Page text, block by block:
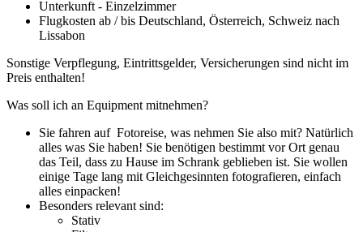
Unterkunft - Einzelzimmer
Flugkosten ab / bis Deutschland, Österreich, Schweiz nach
Lissabon
Sonstige Verpflegung, Eintrittsgelder, Versicherungen sind nicht im
Preis enthalten!
Was soll ich an Equipment mitnehmen?
Sie fahren auf Fotoreise, was nehmen Sie also mit? Natürlich
alles was Sie haben! Sie benötigen bestimmt vor Ort genau
das Teil, dass zu Hause im Schrank geblieben ist. Sie wollen
einige Tage lang mit Gleichgesinnten fotografieren, einfach
alles einpacken!
Besonders relevant sind:
Stativ